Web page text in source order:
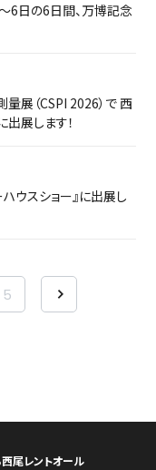
6日の6日間、万博記念
展（CSPI 2026）で 西
出展します！
ウスショー』に出展し
5
西尾レントオール